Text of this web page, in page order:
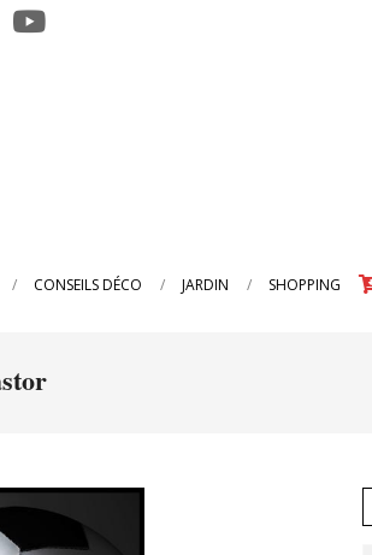
CONSEILS DÉCO JARDIN SHOPPING